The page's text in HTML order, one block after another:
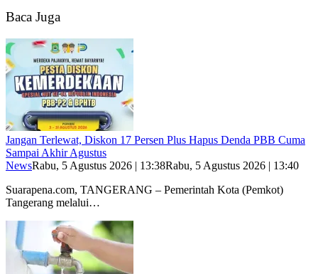
Baca Juga
Jangan Terlewat, Diskon 17 Persen Plus Hapus Denda PBB Cuma
Sampai Akhir Agustus
NewsRabu, 5 Agustus 2026 | 13:38Rabu, 5 Agustus 2026 | 13:40
Suarapena.com, TANGERANG – Pemerintah Kota (Pemkot)
Tangerang melalui…